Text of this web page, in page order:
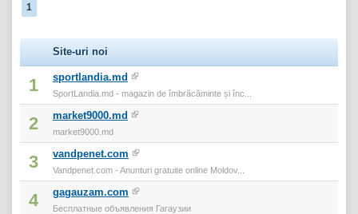
1
Site-uri noi
1 sportlandia.md
SportLandia.md - magazin de îmbrăcăminte și înc...
2 market9000.md
market9000.md
3 vandpenet.com
Vandpenet.com - Anunturi gratuite online Moldov...
4 gagauzam.com
Бесплатные объявления Гагаузии